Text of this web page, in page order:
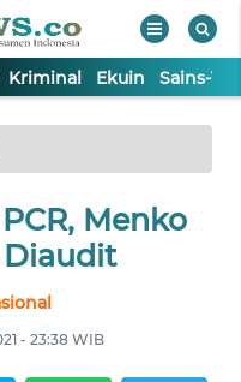
Kriminal Ekuin Sains-
Menko
- 23:38 WIB